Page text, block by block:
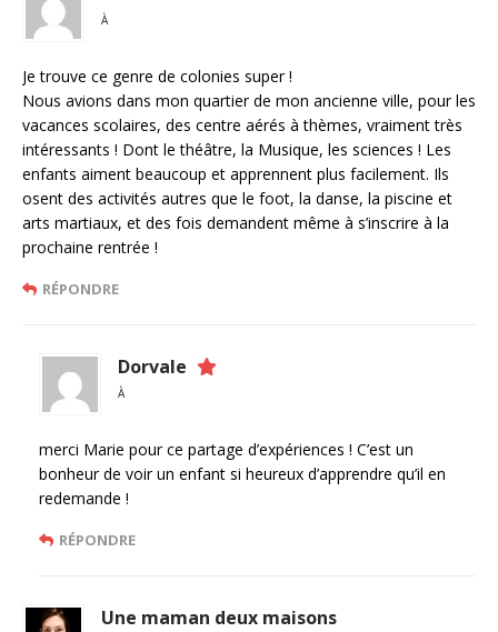
À
Je trouve ce genre de colonies super !
Nous avions dans mon quartier de mon ancienne ville, pour les
vacances scolaires, des centre aérés à thèmes, vraiment très
intéressants ! Dont le théâtre, la Musique, les sciences ! Les
enfants aiment beaucoup et apprennent plus facilement. Ils
osent des activités autres que le foot, la danse, la piscine et
arts martiaux, et des fois demandent même à s’inscrire à la
prochaine rentrée !
RÉPONDRE
Dorvale
À
merci Marie pour ce partage d’expériences ! C’est un
bonheur de voir un enfant si heureux d’apprendre qu’il en
redemande !
RÉPONDRE
Une maman deux maisons